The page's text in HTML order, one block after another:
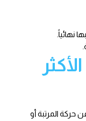
نهائياً.
حركة المرتبة أو